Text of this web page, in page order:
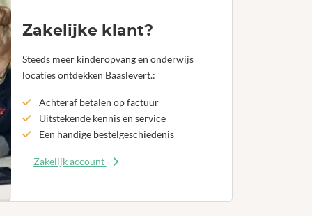
Zakelijke klant?
Steeds meer kinderopvang en onderwijs
locaties ontdekken Baaslevert.:
Achteraf betalen op factuur
Uitstekende kennis en service
Een handige bestelgeschiedenis
Zakelijk account